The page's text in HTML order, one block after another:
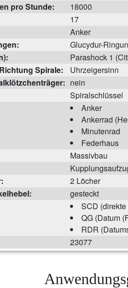
pro Stunde:
18000
17
Anker
Glucydur-
Parashock 1
Spirale:
Uhrzeigersinn
nein
Spiralschlüssel
Anker
Ankerrad
Minutenrad
Federhaus
Massivbau
2 Löcher
gesteckt
SCD
QG (Datum
RDR
23077